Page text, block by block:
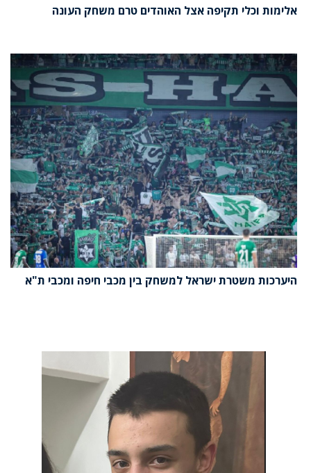
אלימות וכלי תקיפה אצל האוהדים טרם משחק העונה
היערכות משטרת ישראל למשחק בין מכבי חיפה ומכבי ת"א